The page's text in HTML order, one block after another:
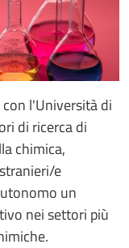
l'Università di
di ricerca di
chimica,
e
un
nei settori più